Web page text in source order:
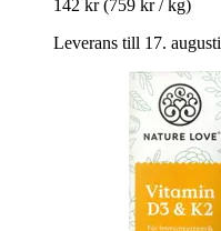
142 kr (759 kr / kg)
Leverans till 17. augusti